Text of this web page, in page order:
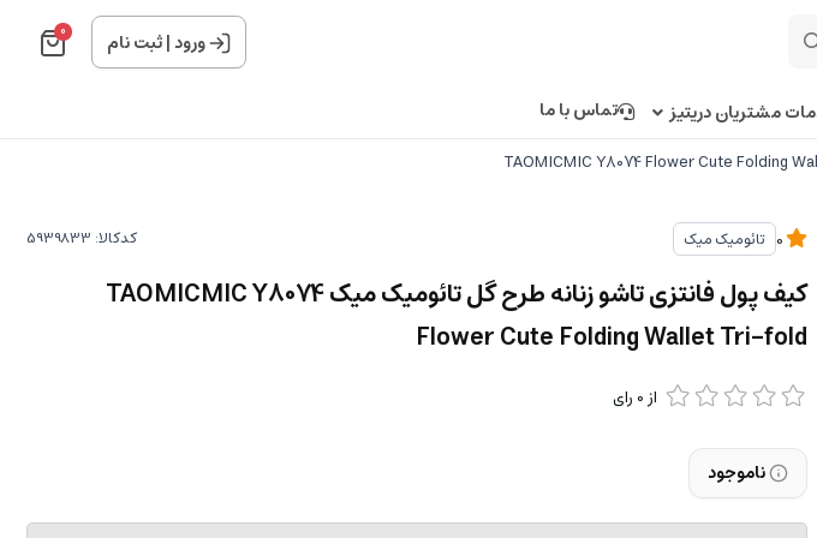
ورود|ثبت نام 0
مشتریان دریتیز تماس با ما
تائومیک میک کدکالا:
کیف پول فانتزی تاشو زنانه طرح گل تائومیک میک TAOMICMIC Y8074
Flower Cute Folding Wallet Tri-fold
از 0 رای
ناموجود